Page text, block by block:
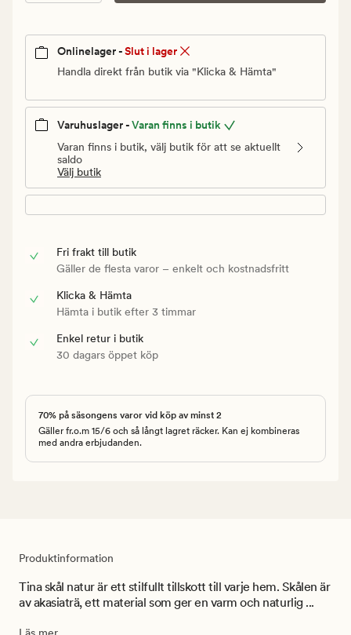
Onlinelager -Slut i lager
Handla direkt från butik via "Klicka & Hämta"
Varuhuslager -Varan finns i butik
Varan finns i butik, välj butik för att se aktuellt
saldo
Välj butik
Fri frakt till butik
Gäller de flesta varor – enkelt och kostnadsfritt
Klicka & Hämta
Hämta i butik efter 3 timmar
Enkel retur i butik
30 dagars öppet köp
70% på säsongens varor vid köp av minst 2
Gäller fr.o.m 15/6 och så långt lagret räcker. Kan ej kombineras
med andra erbjudanden.
Produktinformation
Tina skål natur är ett stilfullt tillskott till varje hem. Skålen är
av akasiaträ, ett material som ger en varm och naturlig ...
Läs mer